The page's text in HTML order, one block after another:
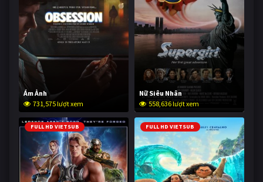
Ám Ảnh
731,575 lượt xem
Nữ Siêu Nhân
558,636 lượt xem
FULL HD VIETSUB FULL HD VIETSUB